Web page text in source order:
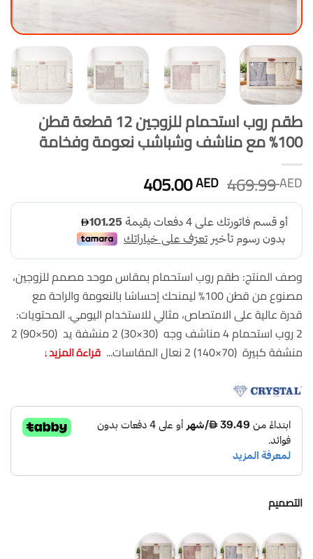
طقم روب استحمام للزوجين 12 قطعة قطن
100% مع مناشف وشباشب نعومة وفخامة
469.99AED السعر
الأصلي
هو:
469.99 AED.
405.00AED
الحالي
هو:
405.00 AED.
وصف المنتج: طقم روب استحمام بمقاس موحد مصمم للزوجين،
مصنوع من قطن 100% ليمنحك إحساسًا بالنعومة والراحة مع
قدرة عالية على الامتصاص، مثالي للاستخدام اليومي. المحتويات:
2 روب استحمام 4 مناشف وجه (30×30) 2 منشفة يد (50×90) 2
منشفة كبيرة (70×140) 2 نعال المقاسات...
قراءة المزيد↓
التصميم